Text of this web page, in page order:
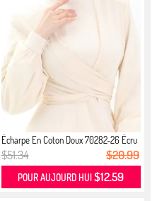
Écharpe En Coton Doux 70282-26 Écru
$51.34 $20.99
POUR AUJOURD HUI$12.59